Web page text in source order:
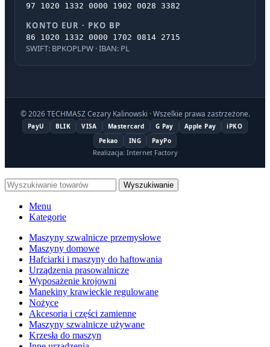
97 1020 1332 0000 1902 0028 3382
KONTO EUR · PKO BP
86 1020 1332 0000 1702 0814 2715
SWIFT: BPKOPLPW · IBAN: PL
© 2026 TECHMASZ Cezary Kalinowski · Wszelkie prawa zastrzeżone.
PayU BLIK VISA Mastercard G Pay Apple Pay
iPKO
Pekao
ING PayPo
Realizacja: Internet Factory
Wyszukiwanie
Menu
Kategorie
Maszyny szwalnicze przemysłowe
Maszyny domowe
Hafciarki i maszyny do haftowania
Urządzenia prasowalnicze
Wyposażenie krojowni
Manekiny krawieckie regulowane
Nożyce
Akcesoria i części zamienne
Maszyny szwalnicze używane
Krzesła do maszyn